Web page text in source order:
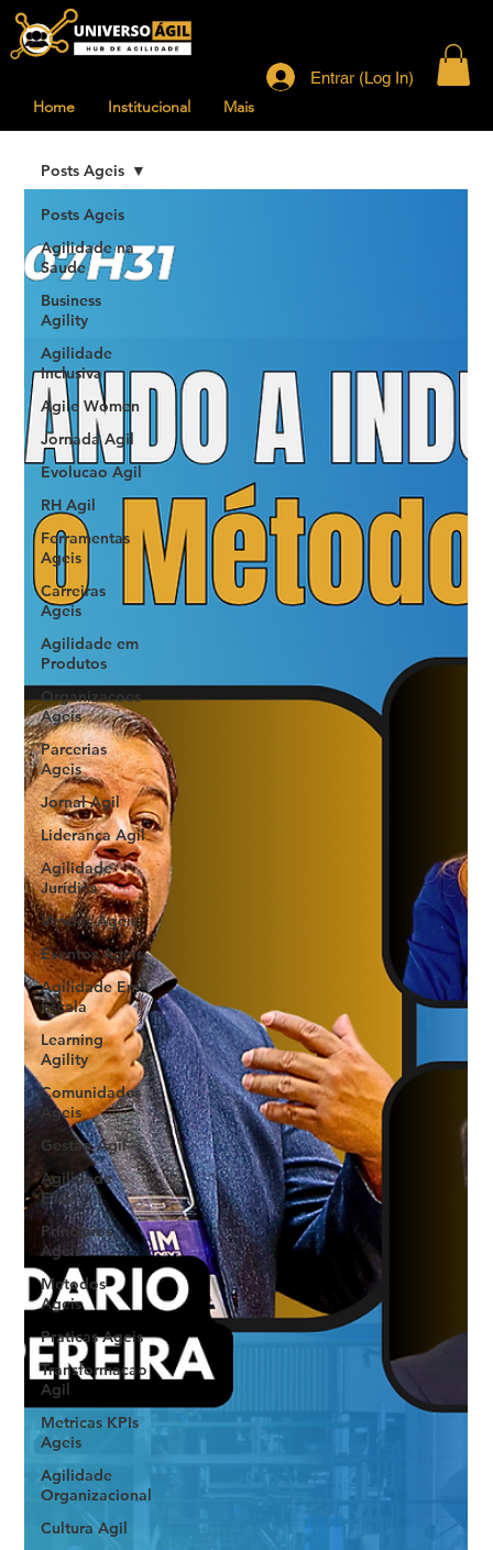
Home Institucional Mais
Entrar (Log In)
Posts Ageis
Agilidade na
Saude
Business
Agility
Agilidade
Inclusiva
Agile Women
Jornada Agil
Evolucao Agil
RH Agil
Ferramentas
Ageis
Carreiras
Ageis
Agilidade em
Produtos
Organizacoes
Ageis
Parcerias
Ageis
Jornal Agil
Lideranca Agil
Agilidade
Jurídica
Vendas Ágeis
Eventos Ageis
Agilidade Em
Escala
Learning
Agility
Comunidades
Ageis
Gestao Agil
Agilidade
ESG
Principios
Ageis
Metodos
Ageis
Praticas Ageis
Transformacao
Agil
Metricas KPIs
Ageis
Agilidade
Organizacional
Cultura Agil
Posts Ageis